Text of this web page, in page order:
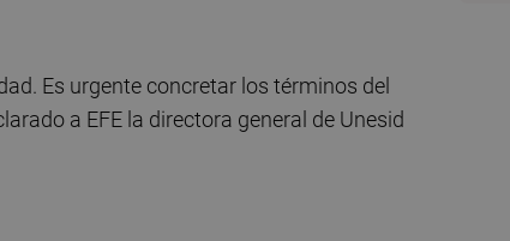
Es urgente concretar los términos del
a EFE la directora general de Unesid